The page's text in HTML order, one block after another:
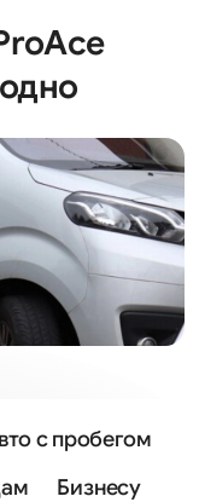
с пробегом
Бизнесу